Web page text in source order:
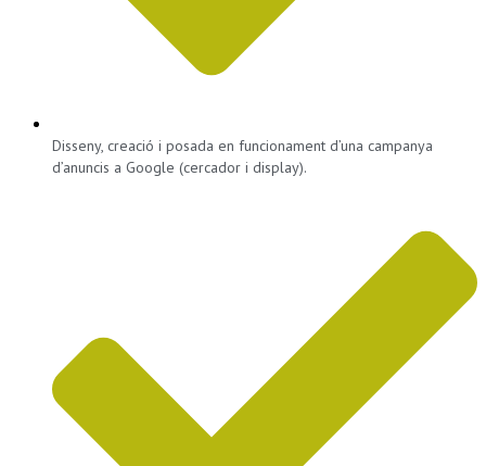
Disseny, creació i posada en funcionament d’una campanya
d’anuncis a Google (cercador i display).